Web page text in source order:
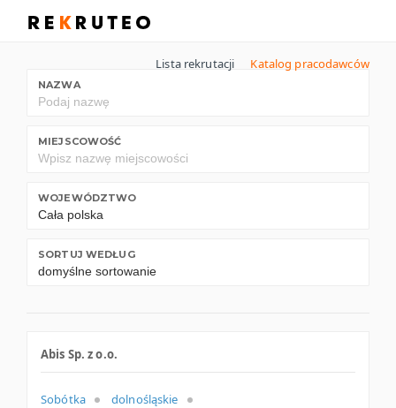
Lista rekrutacji Katalog pracodawców
NAZWA
MIEJSCOWOŚĆ
WOJEWÓDZTWO
SORTUJ WEDŁUG
Abis Sp. z o.o.
Sobótka
dolnośląskie